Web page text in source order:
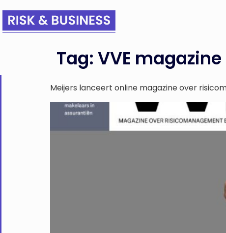
Tag: VVE magazine
Meijers lanceert online magazine over